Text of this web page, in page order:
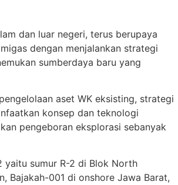
dan luar negeri, terus berupaya
dengan menjalankan strategi
sumberdaya baru yang
aset WK eksisting, strategi
konsep dan teknologi
pengeboran eksplorasi sebanyak
yaitu sumur R-2 di Blok North
Bajakah-001 di onshore Jawa Barat,